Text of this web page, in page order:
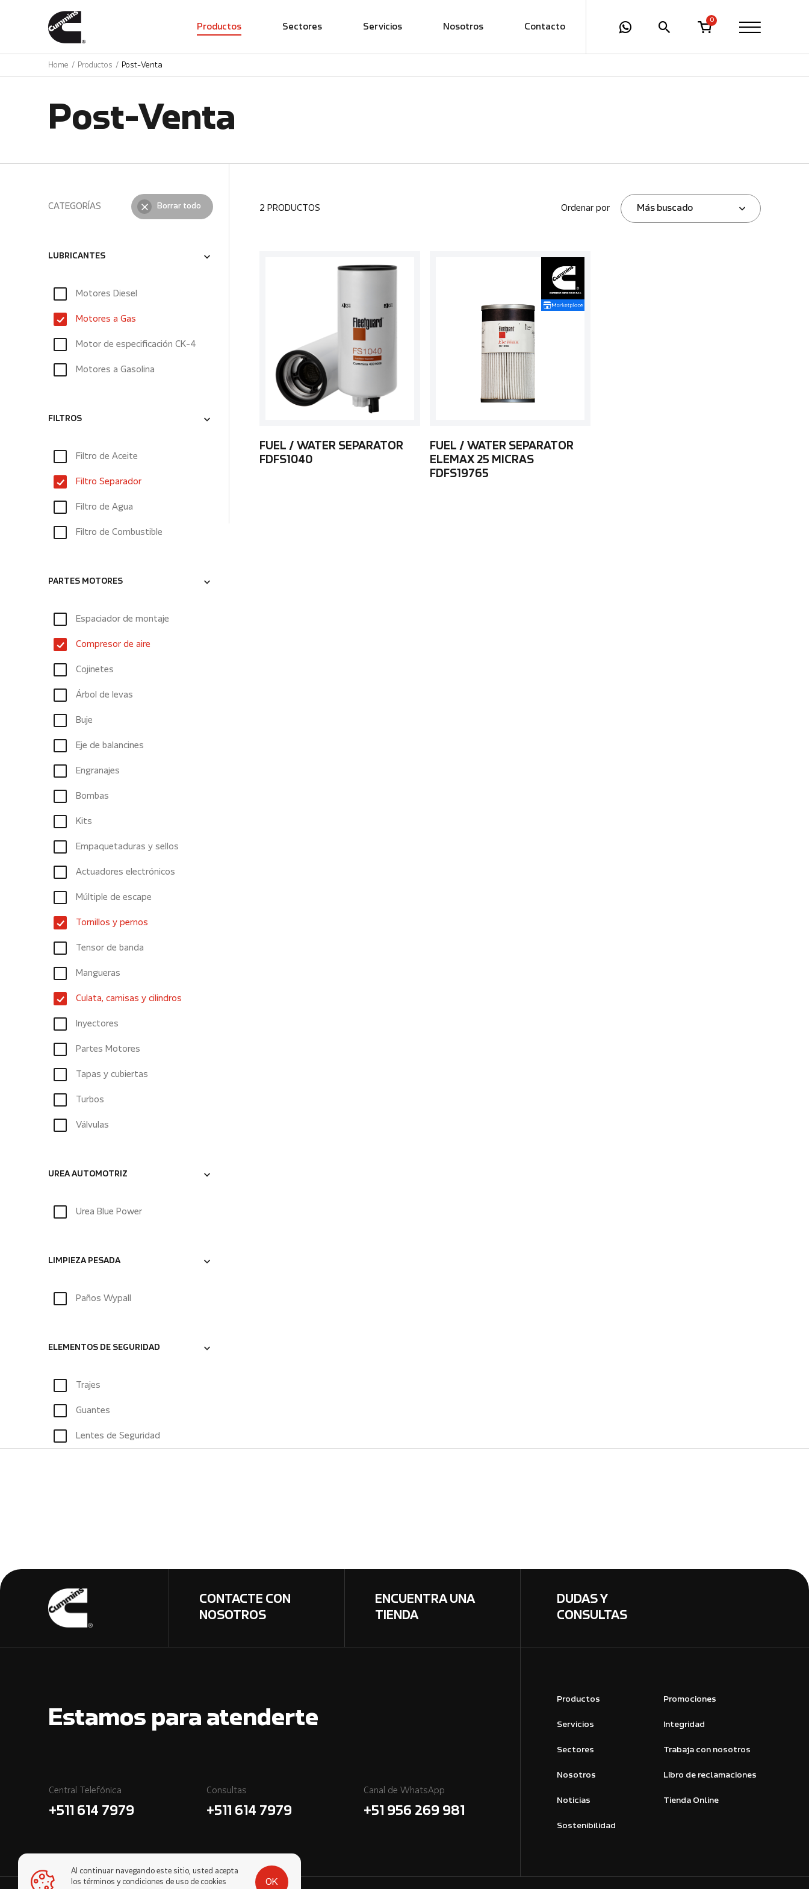
Productos Sectores Servicios Nosotros Contacto
0
Home Productos Post-Venta
Post-Venta
CATEGORÍAS Borrar todo
LUBRICANTES
Motores Diesel
Motores a Gas
Motor de especificación CK-4
Motores a Gasolina
FILTROS
Filtro de Aceite
Filtro Separador
Filtro de Agua
Filtro de Combustible
PARTES MOTORES
Espaciador de montaje
Compresor de aire
Cojinetes
Árbol de levas
Buje
Eje de balancines
Engranajes
Bombas
Kits
Empaquetaduras y sellos
Actuadores electrónicos
Múltiple de escape
Tornillos y pernos
Tensor de banda
Mangueras
Culata, camisas y cilindros
Inyectores
Partes Motores
Tapas y cubiertas
Turbos
Válvulas
UREA AUTOMOTRIZ
Urea Blue Power
LIMPIEZA PESADA
Paños Wypall
ELEMENTOS DE SEGURIDAD
Trajes
Guantes
Lentes de Seguridad
2 PRODUCTOS Ordenar por Más buscado
FUEL / WATER SEPARATOR
FDFS1040
FUEL / WATER SEPARATOR
ELEMAX 25 MICRAS
FDFS19765
CONTACTE CON
NOSOTROS
ENCUENTRA UNA
TIENDA
DUDAS Y
CONSULTAS
Estamos para atenderte
Central Telefónica
+511 614 7979
Consultas
+511 614 7979
Canal de WhatsApp
+51 956 269 981
Productos
Servicios
Sectores
Nosotros
Noticias
Sostenibilidad
Promociones
Integridad
Trabaja con nosotros
Libro de reclamaciones
Tienda Online
Al continuar navegando este sitio, usted acepta
los términos y condiciones de uso de cookies
OK